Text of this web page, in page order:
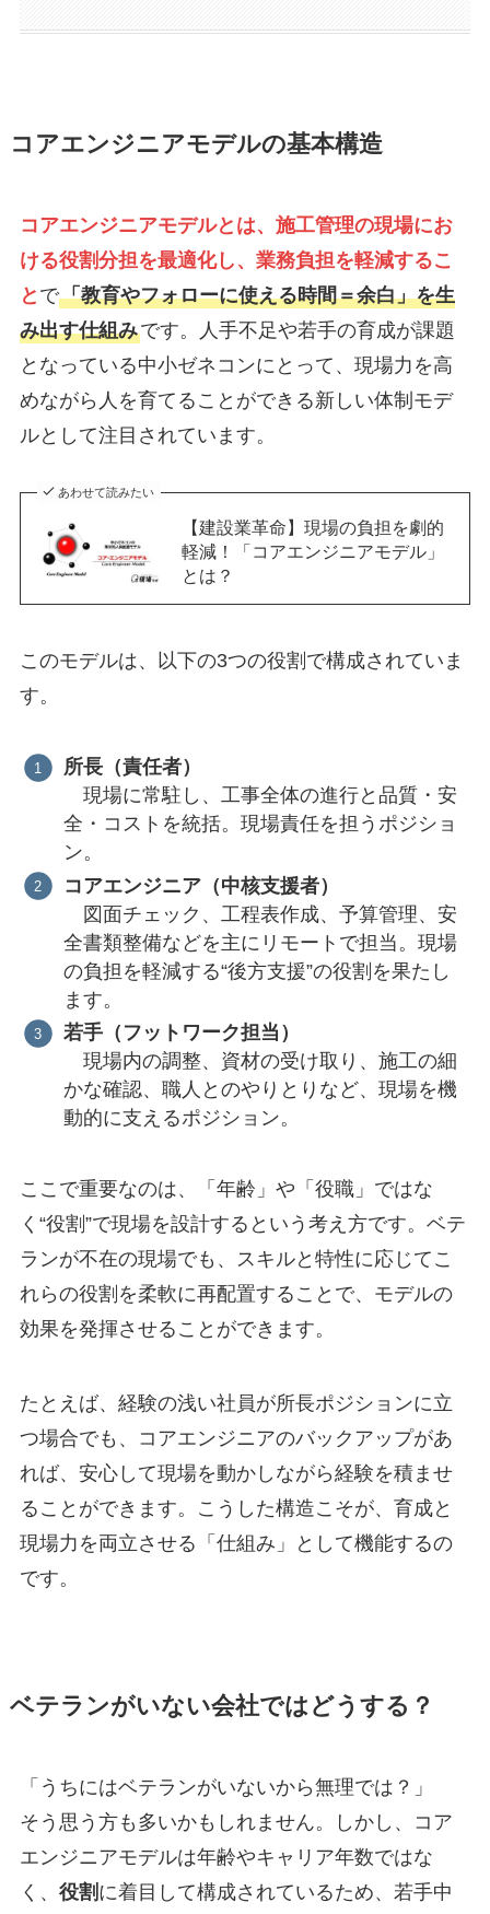
コアエンジニアモデルの基本構造
コアエンジニアモデルとは、施工管理の現場にお
ける役割分担を最適化し、業務負担を軽減するこ
と で「教育やフォローに使える時間＝余白」を生
み出す仕組みです。人手不足や若手の育成が課題
となっている中小ゼネコンにとって、現場力を高
めながら人を育てることができる新しい体制モデ
ルとして注目されています。
あわせて読みたい
【建設業革命】現場の負担を劇的
軽減！「コアエンジニアモデル」
とは？
このモデルは、以下の3つの役割で構成されていま
す。
所長（責任者）
現場に常駐し、工事全体の進行と品質・安
全・コストを統括。現場責任を担うポジショ
ン。
コアエンジニア（中核支援者）
図面チェック、工程表作成、予算管理、安
全書類整備などを主にリモートで担当。現場
の負担を軽減する“後方支援”の役割を果たし
ます。
若手（フットワーク担当）
現場内の調整、資材の受け取り、施工の細
かな確認、職人とのやりとりなど、現場を機
動的に支えるポジション。
ここで重要なのは、「年齢」や「役職」ではな
く“役割”で現場を設計するという考え方です。ベテ
ランが不在の現場でも、スキルと特性に応じてこ
れらの役割を柔軟に再配置することで、モデルの
効果を発揮させることができます。
たとえば、経験の浅い社員が所長ポジションに立
つ場合でも、コアエンジニアのバックアップがあ
れば、安心して現場を動かしながら経験を積ませ
ることができます。こうした構造こそが、育成と
現場力を両立させる「仕組み」として機能するの
です。
ベテランがいない会社ではどうする？
「うちにはベテランがいないから無理では？」
そう思う方も多いかもしれません。しかし、コア
エンジニアモデルは年齢やキャリア年数ではな
く、 役割 に着目して構成されているため、若手中